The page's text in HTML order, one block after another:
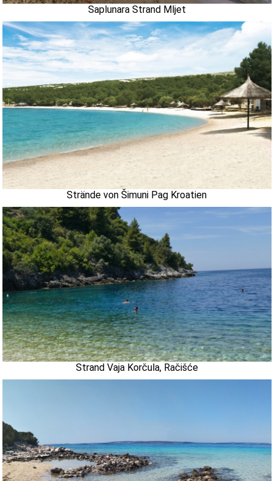
Saplunara Strand Mljet
Strände von Šimuni Pag Kroatien
Strand Vaja Korčula, Račišće